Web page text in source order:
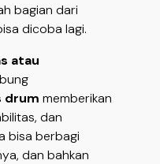
bagian dari
dicoba lagi.
atau
drum memberikan
dan
bisa berbagi
dan bahkan